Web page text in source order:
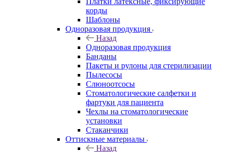
корды
Шаблоны
Одноразовая продукция
Назад
Одноразовая продукция
Банданы
Пакеты и рулоны для стерилизации
Пылесосы
Слюноотсосы
Стоматологические салфетки и
фартуки для пациента
Чехлы на стоматологические
установки
Стаканчики
Оттискные материалы
Назад